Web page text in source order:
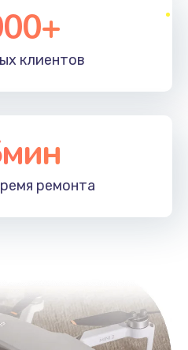
клиентов
ремонта